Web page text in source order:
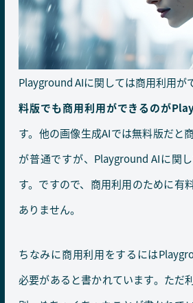
Playground AIに関しては商用利用が
料版でも商用利用ができるのが
す。他の画像生成AIでは無料版だと
が普通ですが、Playground AIに関
す。ですので、商用利用のために有
ありません。
ちなみに商用利用をするには
必要があると書かれています。ただ